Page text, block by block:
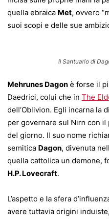
quella ebraica Met, ovvero
suoi scopi e delle sue
Il Santuario di
Mehrunes Dagon è forse il
Daedrici, colui che in The
dell’Oblivion. Egli incarna la
per governare sul Nirn con il
del giorno. Il suo nome
semitica Dagon, divenuta
quella cattolica un demone,
H.P. Lovecraft.
L’aspetto e la sfera
avere tuttavia origini